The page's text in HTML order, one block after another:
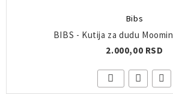
Bibs
BIBS - Kutija za dudu
2.000,00 RSD